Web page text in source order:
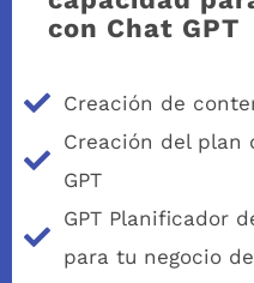
con Chat GPT
Creación de
Creación del plan
GPT
GPT Planificador
para tu negocio